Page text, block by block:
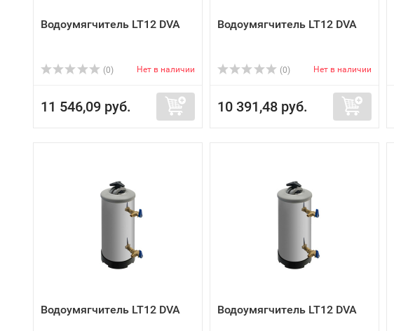
Водоумягчитель LT12 DVA
(0) Нет в наличии
11 546,09 руб.
Водоумягчитель LT12 DVA
(0) Нет в наличии
10 391,48 руб.
Водоумягчитель LT12 DVA Водоумягчитель LT12 DVA